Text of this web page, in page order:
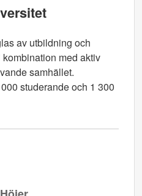
av utbildning och
med aktiv
samhället.
studerande och 1 300